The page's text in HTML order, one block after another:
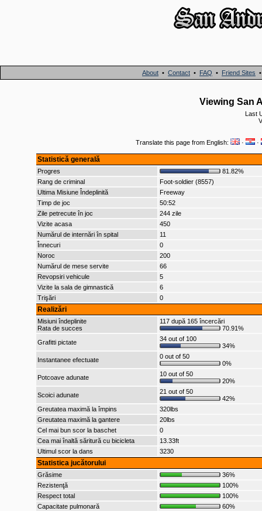
About • Contact • FAQ • Friend Sites
Viewing San
Last
Translate this page from English: · ·
Statistică generală
Progres
81.82%
Rang de criminal
Foot-soldier (8557)
Ultima Misiune Îndeplinită
Freeway
Timp de joc
50:52
Zile petrecute în joc
244 zile
Vizite acasa
450
Numărul de internări în spital
11
Înnecuri
0
Noroc
200
Numărul de mese servite
66
Revopsiri vehicule
5
Vizite la sala de gimnastică
6
Trişări
0
Realizări
Misiuni îndeplinite
Rata de succes
117 după 165 încercări
70.91%
Grafitti pictate
34 out of 100
34%
Instantanee efectuate
0 out of 50
0%
Potcoave adunate
10 out of 50
20%
Scoici adunate
21 out of 50
42%
Greutatea maximă la împins
320lbs
Greutatea maximă la gantere
20lbs
Cel mai bun scor la baschet
0
Cea mai înaltă săritură cu bicicleta
13.33ft
Ultimul scor la dans
3230
Statistica jucătorului
Grăsime
36%
Rezistenţă
100%
Respect total
100%
Capacitate pulmonară
60%